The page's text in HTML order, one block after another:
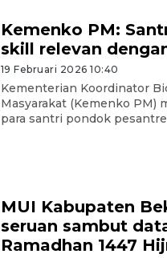
Kemenko PM:
skill relevan
19 Februari 2026 10:40
Kementerian Koordinator
Masyarakat (Kemenko PM)
para santri pondok
MUI Kabupaten
seruan sambut
Ramadhan 1447
Komisi V